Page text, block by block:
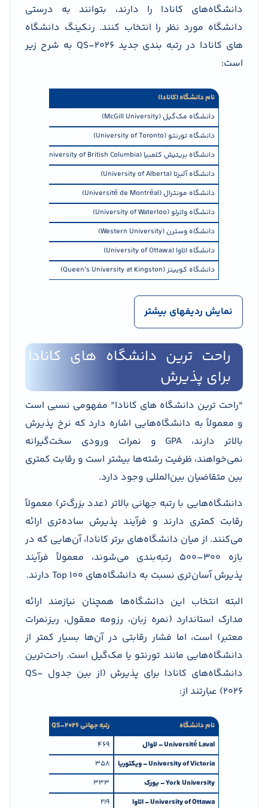
دانشگاه‌های کانادا را دارند، بتوانند به درستی
دانشگاه مورد نظر را انتخاب کنند. رنکینگ دانشگاه
های کانادا در رتبه بندی جدید QS-2026 به شرح زیر
است:
نام دانشگاه (کانادا)
دانشگاه مک‌گیل (McGill University)
دانشگاه تورنتو (University of Toronto)
دانشگاه بریتیش کلمبیا (University of British Columbia)
دانشگاه آلبرتا (University of Alberta)
دانشگاه مونترال (Université de Montréal)
دانشگاه واترلو (University of Waterloo)
دانشگاه وسترن (Western University)
دانشگاه اتاوا (University of Ottawa)
دانشگاه کویینز (Queen’s University at Kingston)
نمایش ردیفهای بیشتر
راحت ترین دانشگاه های کانادا
برای پذیرش
“راحت ترین دانشگاه های کانادا” مفهومی نسبی است
و معمولاً به دانشگاه‌هایی اشاره دارد که نرخ پذیرش
بالاتر دارند، GPA و نمرات ورودی سخت‌گیرانه
نمی‌خواهند، ظرفیت رشته‌ها بیشتر است و رقابت کمتری
بین متقاضیان بین‌المللی وجود دارد.
دانشگاه‌هایی با رتبه جهانی بالاتر (عدد بزرگ‌تر) معمولاً
رقابت کمتری دارند و فرآیند پذیرش ساده‌تری ارائه
می‌کنند. از میان دانشگاه‌های برتر کانادا، آن‌هایی که در
بازه ۳۰۰–۵۰۰ رتبه‌بندی می‌شوند، معمولاً فرآیند
پذیرش آسان‌تری نسبت به دانشگاه‌های Top 100 دارند.
البته انتخاب این دانشگاه‌ها همچنان نیازمند ارائه
مدارک استاندارد (نمره زبان، رزومه معقول، ریزنمرات
معتبر) است، اما فشار رقابتی در آن‌ها بسیار کمتر از
دانشگاه‌هایی مانند تورنتو یا مک‌گیل است. راحت‌ترین
دانشگاه‌های کانادا برای پذیرش (از بین جدول QS-
2026) عبارتند از:
نام دانشگاه رتبه جهانی
Université Laval –
لاوال ۴۶۹
University of Victoria – ویکتوریا ۳۵۸
York University – یورک ۳۳۳
University of Ottawa – اتاوا ۲۱۹